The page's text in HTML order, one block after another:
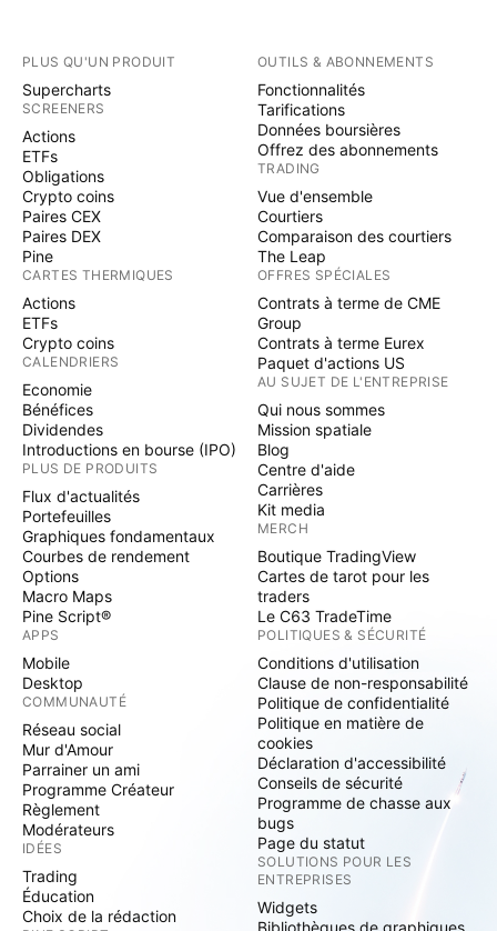
PLUS QU'UN PRODUIT
Supercharts
SCREENERS
Actions
ETFs
Obligations
Crypto coins
Paires CEX
Paires DEX
Pine
CARTES THERMIQUES
Actions
ETFs
Crypto coins
CALENDRIERS
Economie
Bénéfices
Dividendes
Introductions en bourse (IPO)
PLUS DE PRODUITS
Flux d'actualités
Portefeuilles
Graphiques fondamentaux
Courbes de rendement
Options
Macro Maps
Pine Script®
APPS
Mobile
Desktop
COMMUNAUTÉ
Réseau social
Mur d'Amour
Parrainer un ami
Programme Créateur
Règlement
Modérateurs
IDÉES
Trading
Éducation
Choix de la rédaction
OUTILS & ABONNEMENTS
Fonctionnalités
Tarifications
Données boursières
Offrez des abonnements
TRADING
Vue d'ensemble
Courtiers
Comparaison des courtiers
The Leap
OFFRES SPÉCIALES
Contrats à terme de CME
Group
Contrats à terme Eurex
Paquet d'actions US
AU SUJET DE L'ENTREPRISE
Qui nous sommes
Mission spatiale
Blog
Centre d'aide
Carrières
Kit media
MERCH
Boutique TradingView
Cartes de tarot pour les
traders
Le C63 TradeTime
POLITIQUES & SÉCURITÉ
Conditions d'utilisation
Clause de non-responsabilité
Politique de confidentialité
Politique en matière de
cookies
Déclaration d'accessibilité
Conseils de sécurité
Programme de chasse aux
bugs
Page du statut
SOLUTIONS POUR LES
ENTREPRISES
Widgets
Bibliothèques de graphiques